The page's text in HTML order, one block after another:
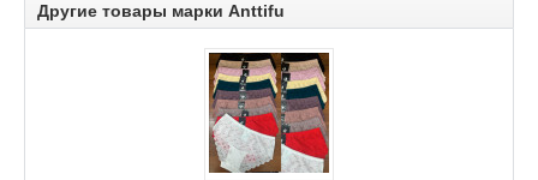
Другие товары марки Anttifu